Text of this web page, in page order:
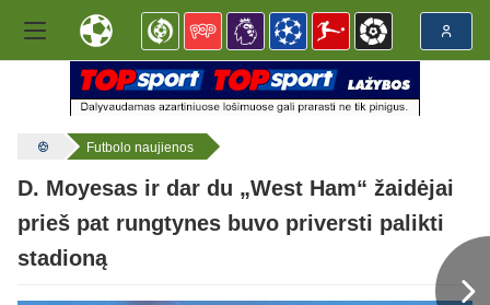
Futbolo naujienos
D. Moyesas ir dar du „West Ham“ žaidėjai
prieš pat rungtynes buvo priversti palikti
stadioną